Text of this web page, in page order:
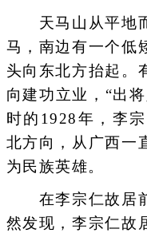
天马山从平地而
马，南边有一个低
头向东北方抬起。
向建功立业，“出
时的1928年，李
北方向，从广西一
为民族英雄。
在李宗仁故居前
然发现，李宗仁故